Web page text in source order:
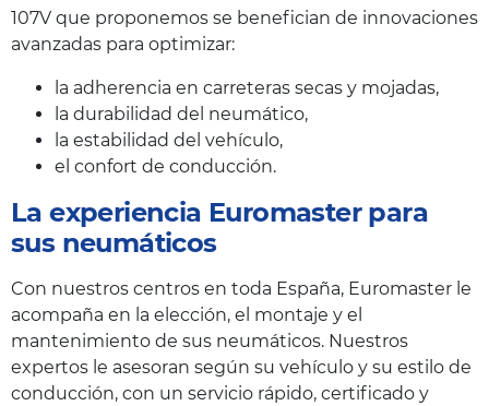
107V que proponemos se benefician de innovaciones
avanzadas para optimizar:
la adherencia en carreteras secas y mojadas,
la durabilidad del neumático,
la estabilidad del vehículo,
el confort de conducción.
La experiencia Euromaster para
sus neumáticos
Con nuestros centros en toda España, Euromaster le
acompaña en la elección, el montaje y el
mantenimiento de sus neumáticos. Nuestros
expertos le asesoran según su vehículo y su estilo de
conducción, con un servicio rápido, certificado y